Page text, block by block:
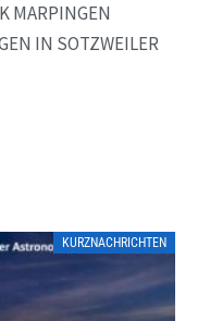
MARPINGEN
IN SOTZWEILER
KURZNACHRICHTEN